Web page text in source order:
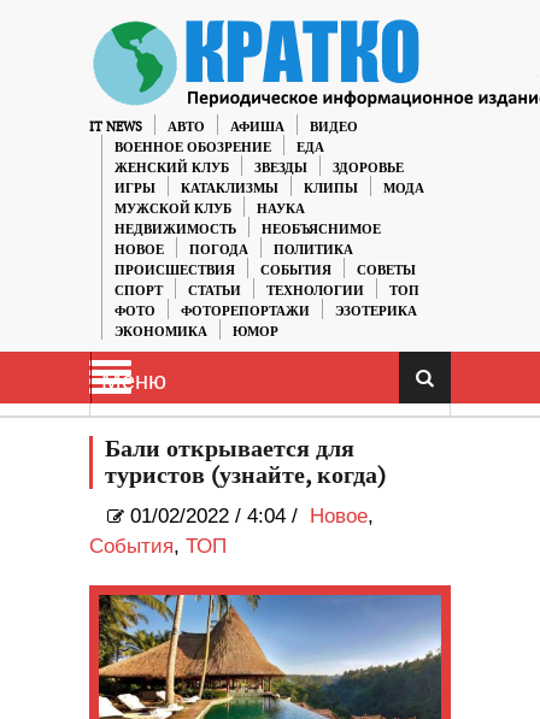
IT NEWS АВТО АФИША
ВИДЕО
ВОЕННОЕ ОБОЗРЕНИЕ
ЕДА
ЖЕНСКИЙ КЛУБ
ЗВЕЗДЫ
ЗДОРОВЬЕ
ИГРЫ
КАТАКЛИЗМЫ КЛИПЫ
МОДА
МУЖСКОЙ КЛУБ
НАУКА
НЕДВИЖИМОСТЬ
НЕОБЪЯСНИМОЕ
НОВОЕ
ПОГОДА
ПОЛИТИКА
ПРОИСШЕСТВИЯ
СОБЫТИЯ
СОВЕТЫ
СПОРТ
СТАТЬИ ТЕХНОЛОГИИ
ТОП
ФОТО
ФОТОРЕПОРТАЖИ
ЭЗОТЕРИКА
ЭКОНОМИКА
ЮМОР
Меню
Бали открывается для
туристов (узнайте, когда)
01/02/2022 / 4:04 / Новое,
События, ТОП